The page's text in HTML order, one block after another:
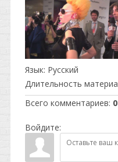
Язык: Русский
Длительность
Всего комментариев: 0
Войдите: